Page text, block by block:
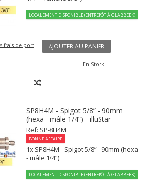
LOCALEMENT DISPONIBLE (ENTREPÔT À GLABBEEK)
frais de port AJOUTER AU PANIER
En Stock
SP8H4M - Spigot 5/8” - 90mm
(hexa - mâle 1/4”) - illuStar
Ref: SP-8H4M
BONNE AFFAIRE
1x SP8H4M - Spigot 5/8” - 90mm (hexa
- mâle 1/4”)
LOCALEMENT DISPONIBLE (ENTREPÔT À GLABBEEK)